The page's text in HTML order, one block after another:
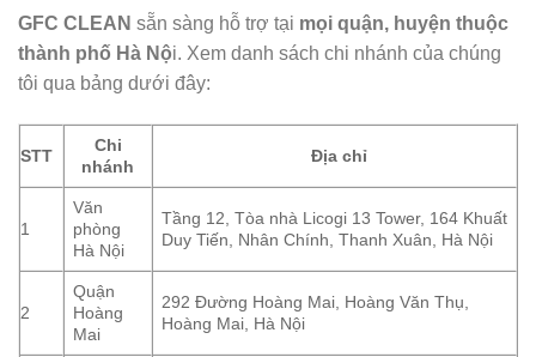
GFC CLEAN sẵn sàng hỗ trợ tại mọi quận, huyện thuộc
thành phố Hà Nội. Xem danh sách chi nhánh của chúng
tôi qua bảng dưới đây:
STT
Chi
nhánh
Địa chỉ
1
Văn
phòng
Hà Nội
Tầng 12, Tòa nhà Licogi 13 Tower, 164 Khuất
Duy Tiến, Nhân Chính, Thanh Xuân, Hà Nội
2
Quận
Hoàng
Mai
292 Đường Hoàng Mai, Hoàng Văn Thụ,
Hoàng Mai, Hà Nội